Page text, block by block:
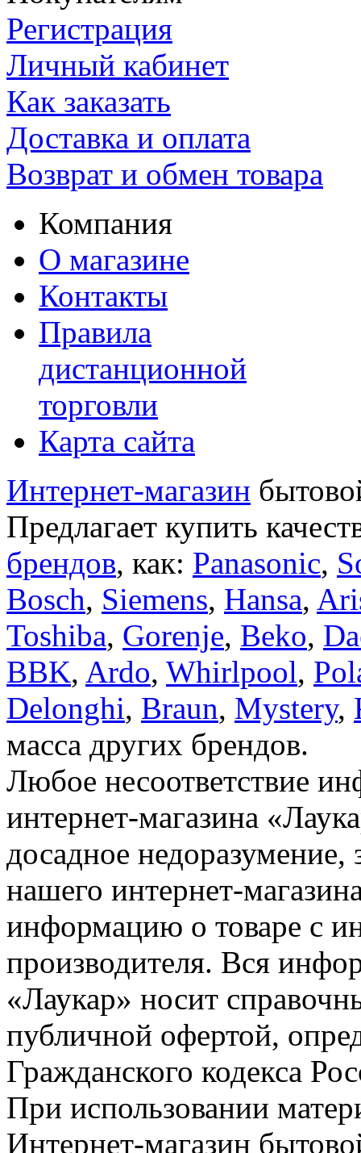
Регистрация
Личный кабинет
Как заказать
Доставка и оплата
Возврат и обмен товара
Компания
О магазине
Контакты
Правила
дистанционной
торговли
Карта сайта
Интернет-магазин
Предлагает купить
брендов, как: Panasonic,
Bosch, Siemens, Hansa,
Toshiba, Gorenje, Beko,
BBK, Ardo, Whirlpool,
Delonghi, Braun, Mystery,
масса других брендов.
Любое несоответствие
интернет-магазина
досадное недоразумение,
нашего интернет-
информацию о товаре с
производителя. Вся
«Лаукар» носит
публичной офертой,
Гражданского кодекса
При использовании
Интернет-магазин